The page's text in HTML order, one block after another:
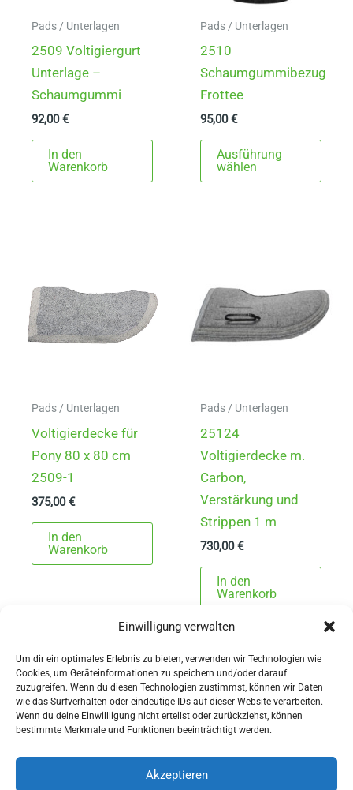
Einwilligung verwalten
Um dir ein optimales Erlebnis zu bieten, verwenden wir Technologien wie
Cookies, um Geräteinformationen zu speichern und/oder darauf
zuzugreifen. Wenn du diesen Technologien zustimmst, können wir Daten
wie das Surfverhalten oder eindeutige IDs auf dieser Website verarbeiten.
Wenn du deine Einwillligung nicht erteilst oder zurückziehst, können
bestimmte Merkmale und Funktionen beeinträchtigt werden.
Akzeptieren
Pads / Unterlagen
2509 Voltigiergurt
Unterlage –
Schaumgummi
92,00€
In den
Warenkorb
Pads / Unterlagen
2510
Schaumgummibezug
Frottee
95,00€
Ausführung
wählen
Pads / Unterlagen
Voltigierdecke für
Pony 80 x 80 cm
2509-1
375,00€
In den
Warenkorb
Pads / Unterlagen
25124
Voltigierdecke m.
Carbon,
Verstärkung und
Strippen 1 m
730,00€
In den
Warenkorb
AGBs
Widerrufsbelehrung